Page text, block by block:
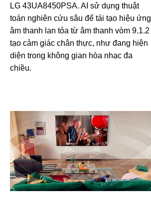
LG 43UA8450PSA. AI sử dụng thuật
toán nghiên cứu sâu để tái tạo hiệu ứng
âm thanh lan tỏa từ âm thanh vòm 9.1.2
tạo cảm giác chân thực, như đang hiện
diện trong không gian hòa nhạc đa
chiều.